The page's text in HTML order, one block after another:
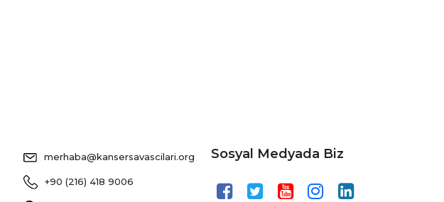
merhaba@kansersavascilari.org
+90 (216) 418 9006
Sosyal Medyada Biz